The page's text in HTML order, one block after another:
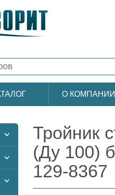
О КОМПАНИИ
Тройник
(Ду 100)
129-8367